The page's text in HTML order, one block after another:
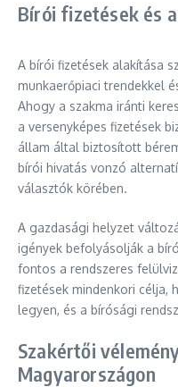
Bírói fizetések és
A bírói fizetések alakítása
munkaerőpiaci trendekkel
Ahogy a szakma iránti
a versenyképes fizetések
állam által biztosított
bírói hivatás vonzó
választók körében.
A gazdasági helyzet
igények befolyásolják a
fontos a rendszeres
fizetések mindenkori célja,
legyen, és a bírósági
Szakértői
Magyarországon